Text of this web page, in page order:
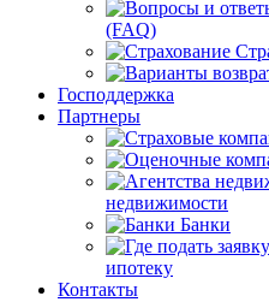
(FAQ)
Господдержка
Партнеры
недвижимости
Банки
ипотеку
Контакты